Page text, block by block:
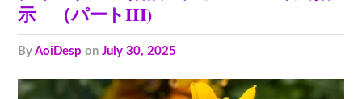
示 （パートIII)
byAoiDesp onJuly 30, 2025